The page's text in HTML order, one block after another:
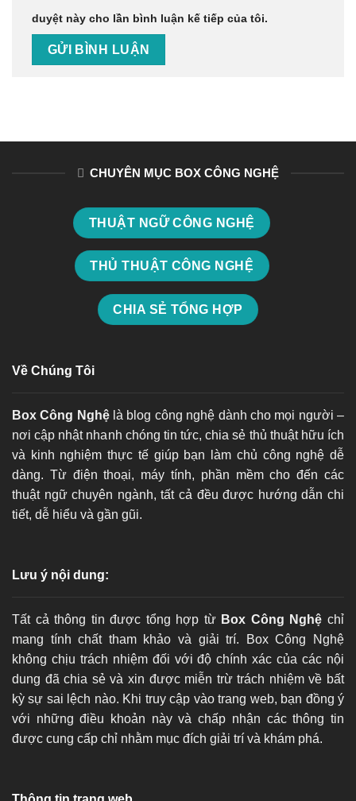
duyệt này cho lần bình luận kế tiếp của tôi.
CHUYÊN MỤC BOX CÔNG NGHỆ
THUẬT NGỮ CÔNG NGHỆ
THỦ THUẬT CÔNG NGHỆ
CHIA SẺ TỔNG HỢP
Về Chúng Tôi
Box Công Nghệlà blog công nghệ dành cho mọi người –
nơi cập nhật nhanh chóng tin tức, chia sẻ thủ thuật hữu ích
và kinh nghiệm thực tế giúp bạn làm chủ công nghệ dễ
dàng. Từ điện thoại, máy tính, phần mềm cho đến các
thuật ngữ chuyên ngành, tất cả đều được hướng dẫn chi
tiết, dễ hiểu và gần gũi.
Lưu ý nội dung:
Tất cả thông tin được tổng hợp từ Box Công Nghệ chỉ
mang tính chất tham khảo và giải trí. Box Công Nghệ
không chịu trách nhiệm đối với độ chính xác của các nội
dung đã chia sẻ và xin được miễn trừ trách nhiệm về bất
kỳ sự sai lệch nào. Khi truy cập vào trang web, bạn đồng ý
với những điều khoản này và chấp nhận các thông tin
được cung cấp chỉ nhằm mục đích giải trí và khám phá.